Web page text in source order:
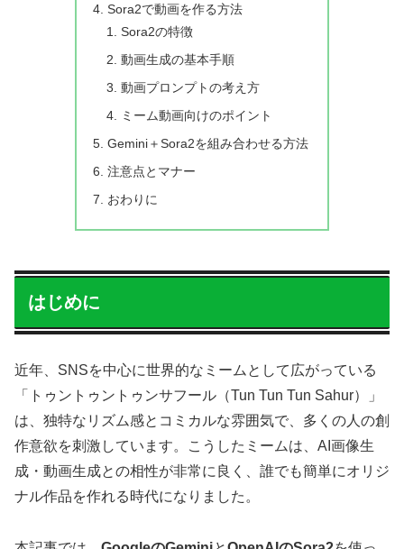
Sora2で動画を作る方法
Sora2の特徴
動画生成の基本手順
動画プロンプトの考え方
ミーム動画向けのポイント
Gemini＋Sora2を組み合わせる方法
注意点とマナー
おわりに
はじめに
近年、SNSを中心に世界的なミームとして広がっている
「トゥントゥントゥンサフール（Tun Tun Tun Sahur）」
は、独特なリズム感とコミカルな雰囲気で、多くの人の創
作意欲を刺激しています。こうしたミームは、AI画像生
成・動画生成との相性が非常に良く、誰でも簡単にオリジ
ナル作品を作れる時代になりました。